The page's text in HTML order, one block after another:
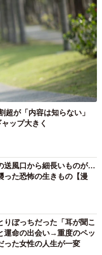
超が「内容は知らない」
ップ大きく
送風口から細長いものが…
った恐怖の生きもの【漫
りぼっちだった「耳が聞こ
運命の出会い→重度のペッ
った女性の人生が一変